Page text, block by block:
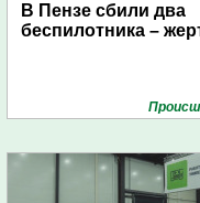
В Пензе сбили два
беспилотника –